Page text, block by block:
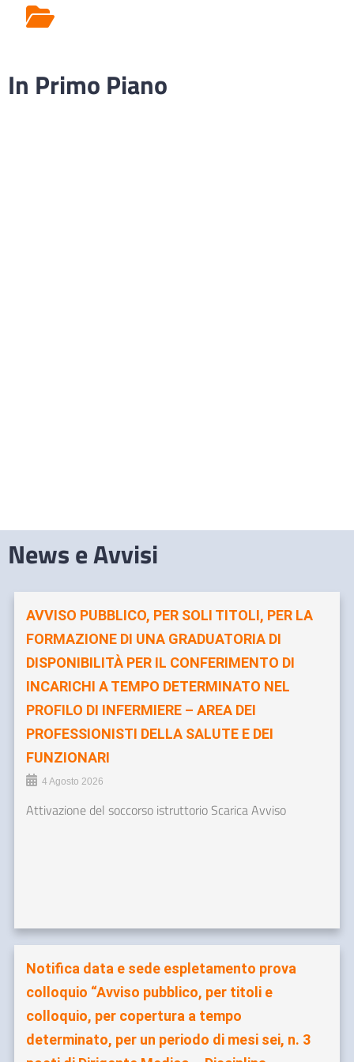
In Primo Piano
News e Avvisi
AVVISO PUBBLICO, PER SOLI TITOLI, PER LA
FORMAZIONE DI UNA GRADUATORIA DI
DISPONIBILITÀ PER IL CONFERIMENTO DI
INCARICHI A TEMPO DETERMINATO NEL
PROFILO DI INFERMIERE – AREA DEI
PROFESSIONISTI DELLA SALUTE E DEI
FUNZIONARI
4 Agosto 2026
Attivazione del soccorso istruttorio Scarica Avviso
Notifica data e sede espletamento prova
colloquio “Avviso pubblico, per titoli e
colloquio, per copertura a tempo
determinato, per un periodo di mesi sei, n. 3